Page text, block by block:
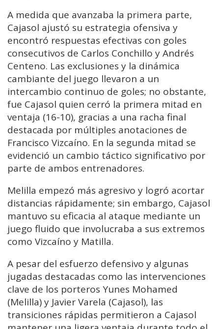
A medida que avanzaba la primera parte,
Cajasol ajustó su estrategia ofensiva y
encontró respuestas efectivas con goles
consecutivos de Carlos Conchillo y Andrés
Centeno. Las exclusiones y la dinámica
cambiante del juego llevaron a un
intercambio continuo de goles; no obstante,
fue Cajasol quien cerró la primera mitad en
ventaja (16-10), gracias a una racha final
destacada por múltiples anotaciones de
Francisco Vizcaíno. En la segunda mitad se
evidenció un cambio táctico significativo por
parte de ambos entrenadores.
Melilla empezó más agresivo y logró acortar
distancias rápidamente; sin embargo, Cajasol
mantuvo su eficacia al ataque mediante un
juego fluido que involucraba a sus extremos
como Vizcaíno y Matilla.
A pesar del esfuerzo defensivo y algunas
jugadas destacadas como las intervenciones
clave de los porteros Yunes Mohamed
(Melilla) y Javier Varela (Cajasol), las
transiciones rápidas permitieron a Cajasol